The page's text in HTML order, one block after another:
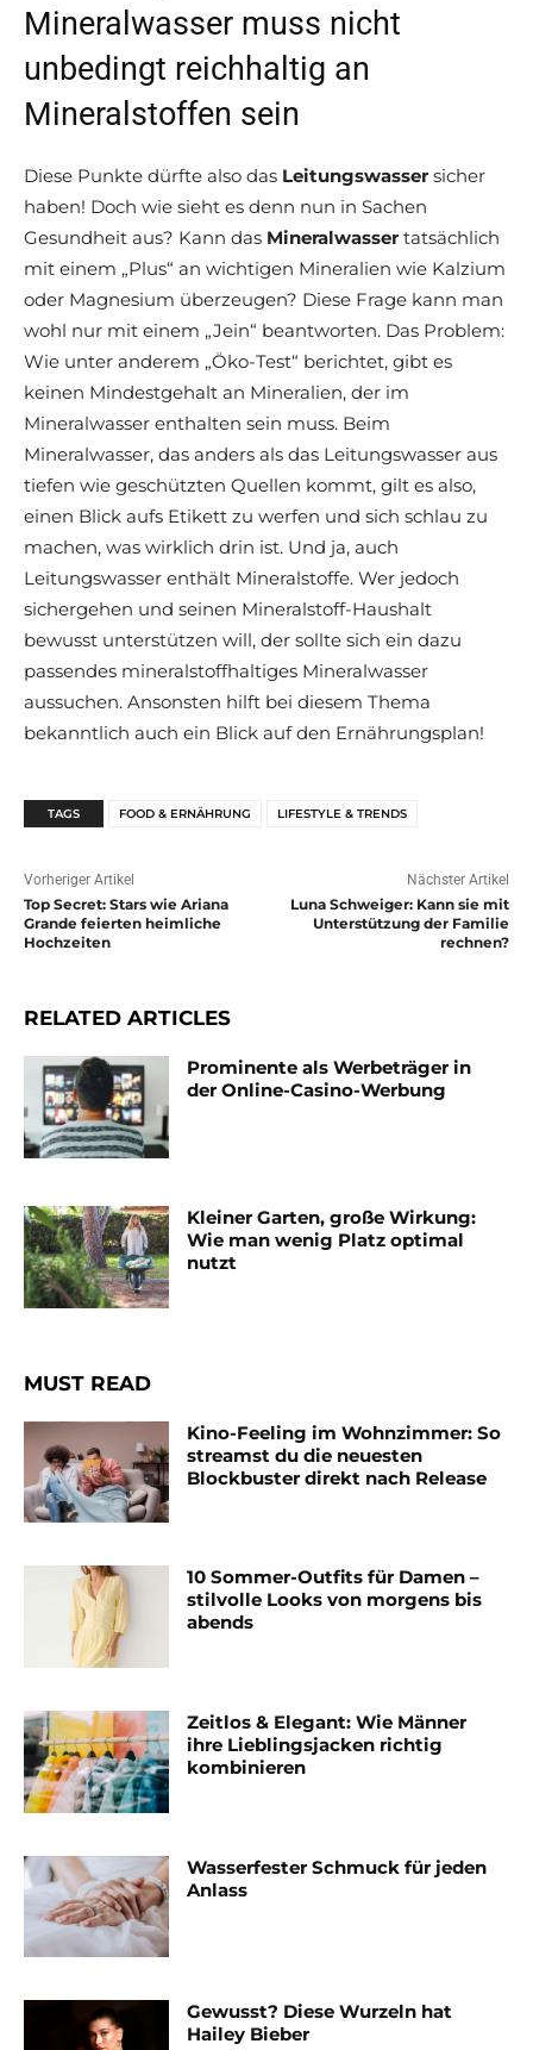
Mineralwasser muss nicht
unbedingt reichhaltig an
Mineralstoffen sein
Diese Punkte dürfte also das Leitungswasser sicher
haben! Doch wie sieht es denn nun in Sachen
Gesundheit aus? Kann das Mineralwasser tatsächlich
mit einem „Plus“ an wichtigen Mineralien wie Kalzium
oder Magnesium überzeugen? Diese Frage kann man
wohl nur mit einem „Jein“ beantworten. Das Problem:
Wie unter anderem „Öko-Test“ berichtet, gibt es
keinen Mindestgehalt an Mineralien, der im
Mineralwasser enthalten sein muss. Beim
Mineralwasser, das anders als das Leitungswasser aus
tiefen wie geschützten Quellen kommt, gilt es also,
einen Blick aufs Etikett zu werfen und sich schlau zu
machen, was wirklich drin ist. Und ja, auch
Leitungswasser enthält Mineralstoffe. Wer jedoch
sichergehen und seinen Mineralstoff-Haushalt
bewusst unterstützen will, der sollte sich ein dazu
passendes mineralstoffhaltiges Mineralwasser
aussuchen. Ansonsten hilft bei diesem Thema
bekanntlich auch ein Blick auf den Ernährungsplan!
TAGS FOOD & ERNÄHRUNG LIFESTYLE & TRENDS
Vorheriger Artikel
Top Secret: Stars wie Ariana
Grande feierten heimliche
Hochzeiten
Nächster Artikel
Luna Schweiger: Kann sie mit
Unterstützung der Familie
rechnen?
RELATED ARTICLES
Prominente als Werbeträger in
der Online-Casino-Werbung
Kleiner Garten, große Wirkung:
Wie man wenig Platz optimal
nutzt
MUST READ
Kino-Feeling im Wohnzimmer: So
streamst du die neuesten
Blockbuster direkt nach Release
10 Sommer-Outfits für Damen –
stilvolle Looks von morgens bis
abends
Zeitlos & Elegant: Wie Männer
ihre Lieblingsjacken richtig
kombinieren
Wasserfester Schmuck für jeden
Anlass
Gewusst? Diese Wurzeln hat
Hailey Bieber